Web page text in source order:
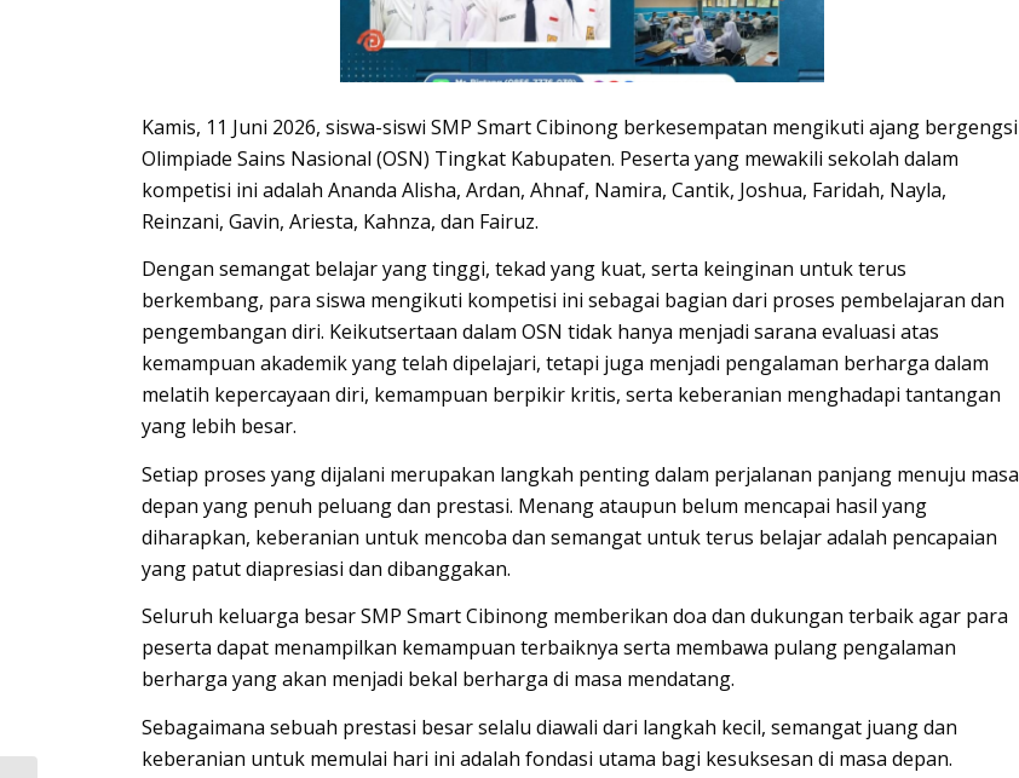
Kamis, 11 Juni 2026, siswa-siswiSMP SmartCibinong berkesempatan mengikuti ajang bergengsi
Olimpiade Sains Nasional (OSN) Tingkat Kabupaten. Peserta yang mewakili sekolah dalam
kompetisi ini adalah Ananda Alisha, Ardan, Ahnaf, Namira, Cantik, Joshua, Faridah, Nayla,
Reinzani, Gavin, Ariesta, Kahnza, dan Fairuz.
Dengan semangat belajar yang tinggi, tekad yang kuat, serta keinginan untuk terus
berkembang, para siswa mengikuti kompetisi ini sebagai bagian dari proses pembelajaran dan
pengembangan diri. Keikutsertaan dalam OSN tidak hanya menjadi sarana evaluasi atas
kemampuan akademik yang telah dipelajari, tetapi juga menjadi pengalaman berharga dalam
melatih kepercayaan diri, kemampuan berpikir kritis, serta keberanian menghadapi tantangan
yang lebih besar.
Setiap proses yang dijalani merupakan langkah penting dalam perjalanan panjang menuju masa
depan yang penuh peluang dan prestasi. Menang ataupun belum mencapai hasil yang
diharapkan, keberanian untuk mencoba dan semangat untuk terus belajar adalah pencapaian
yang patut diapresiasi dan dibanggakan.
Seluruh keluarga besar SMP Smart Cibinong memberikan doa dan dukungan terbaik agar para
peserta dapat menampilkan kemampuan terbaiknya serta membawa pulang pengalaman
berharga yang akan menjadi bekal berharga di masa mendatang.
Sebagaimana sebuah prestasi besar selalu diawali dari langkah kecil, semangat juang dan
keberanian untuk memulai hari ini adalah fondasi utama bagi kesuksesan di masa depan.